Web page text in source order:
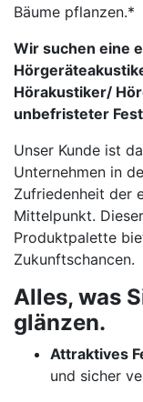
Bäume pflanzen.*
Wir suchen eine
Hörakustiker/
unbefristeter
Unser Kunde ist
Unternehmen in
Zufriedenheit der
Mittelpunkt.
Produktpalette
Zukunftschancen.
Alles, was
glänzen.
Attraktives
und sicher